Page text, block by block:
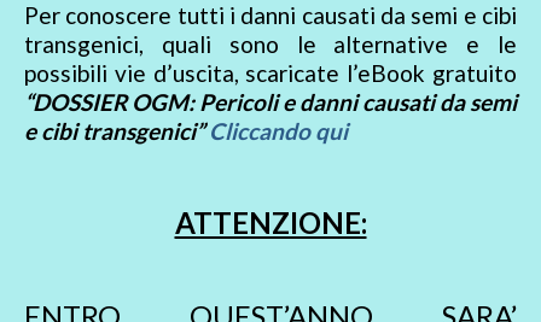
Per conoscere tutti i danni causati da semi e cibi
transgenici, quali sono le alternative e le
possibili vie d’uscita, scaricate l’eBook gratuito
“DOSSIER OGM: Pericoli e danni causati da semi
e cibi transgenici” Cliccando qui
ATTENZIONE:
ENTRO QUEST’ANNO SARA’